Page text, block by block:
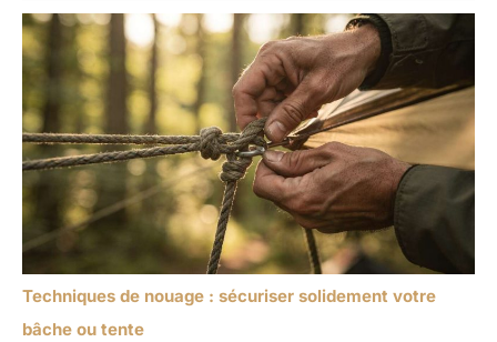
Techniques de nouage : sécuriser solidement votre
bâche ou tente